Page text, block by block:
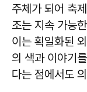
주체가 되어 축
조는 지속 가능
이는 획일화된
의 색과 이야기
다는 점에서도